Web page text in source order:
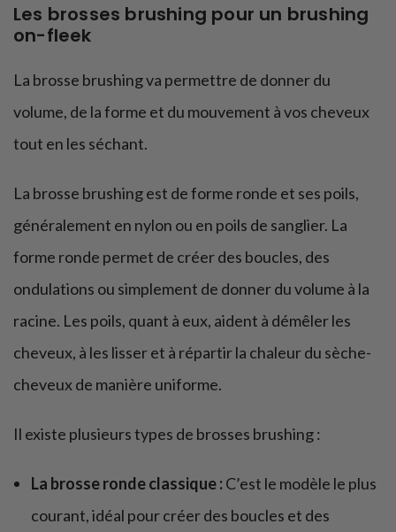
Les brosses brushing pour un brushing
on-fleek
La brosse brushing va permettre de donner du
volume, de la forme et du mouvement à vos cheveux
tout en les séchant.
La brosse brushing est de forme ronde et ses poils,
généralement en nylon ou en poils de sanglier. La
forme ronde permet de créer des boucles, des
ondulations ou simplement de donner du volume à la
racine. Les poils, quant à eux, aident à démêler les
cheveux, à les lisser et à répartir la chaleur du sèche-
cheveux de manière uniforme.
Il existe plusieurs types de brosses brushing :
La brosse ronde classique :C’est le modèle le plus
courant, idéal pour créer des boucles et des